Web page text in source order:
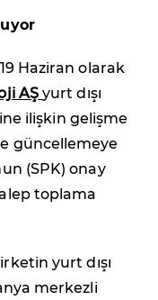
Haziran olarak
AŞyurt dışı
ilişkin gelişme
güncellemeye
(SPK) onay
toplama
yurt dışı
merkezli